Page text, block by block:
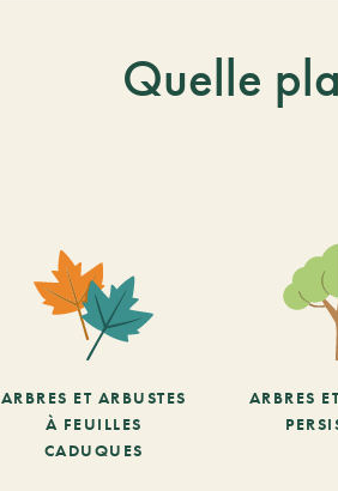
Quelle
ARBRES ET ARBUSTES
À FEUILLES
CADUQUES
ARBRES